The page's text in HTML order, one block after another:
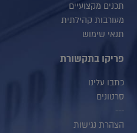
תכנים מקצועיים
מעורבות קהילתית
תנאי שימוש
פריקו בתקשורת
כתבו עלינו
סרטונים
---
הצהרת נגישות